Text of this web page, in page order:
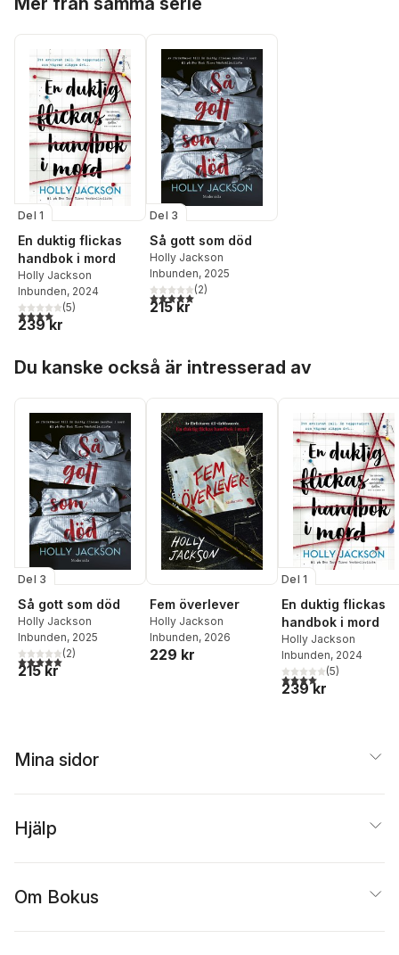
Del 1
En duktig flickas
handbok i mord
Holly Jackson
Inbunden, 2024
4,0utav 5 stjärnor. Totalt antal röster:
(5)
239 kr
Del 3
Så gott som död
Holly Jackson
Inbunden, 2025
5,0utav 5 stjärnor. Totalt antal röster:
(2)
215 kr
Du kanske också är intresserad av
Del 3
Så gott som död
Holly Jackson
Inbunden, 2025
5,0utav 5 stjärnor. Totalt antal röster:
(2)
215 kr
Fem överlever
Holly Jackson
Inbunden, 2026
229 kr
Del 1
En duktig flickas
handbok i mord
Holly Jackson
Inbunden, 2024
4,0utav 5 stjärnor.
(5)
239 kr
Mina sidor
Hjälp
Om Bokus